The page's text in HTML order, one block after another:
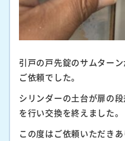
引戸の戸先錠のサムター
ご依頼でした。
シリンダーの土台が扉の
を行い交換を終えました。
この度はご依頼いただき